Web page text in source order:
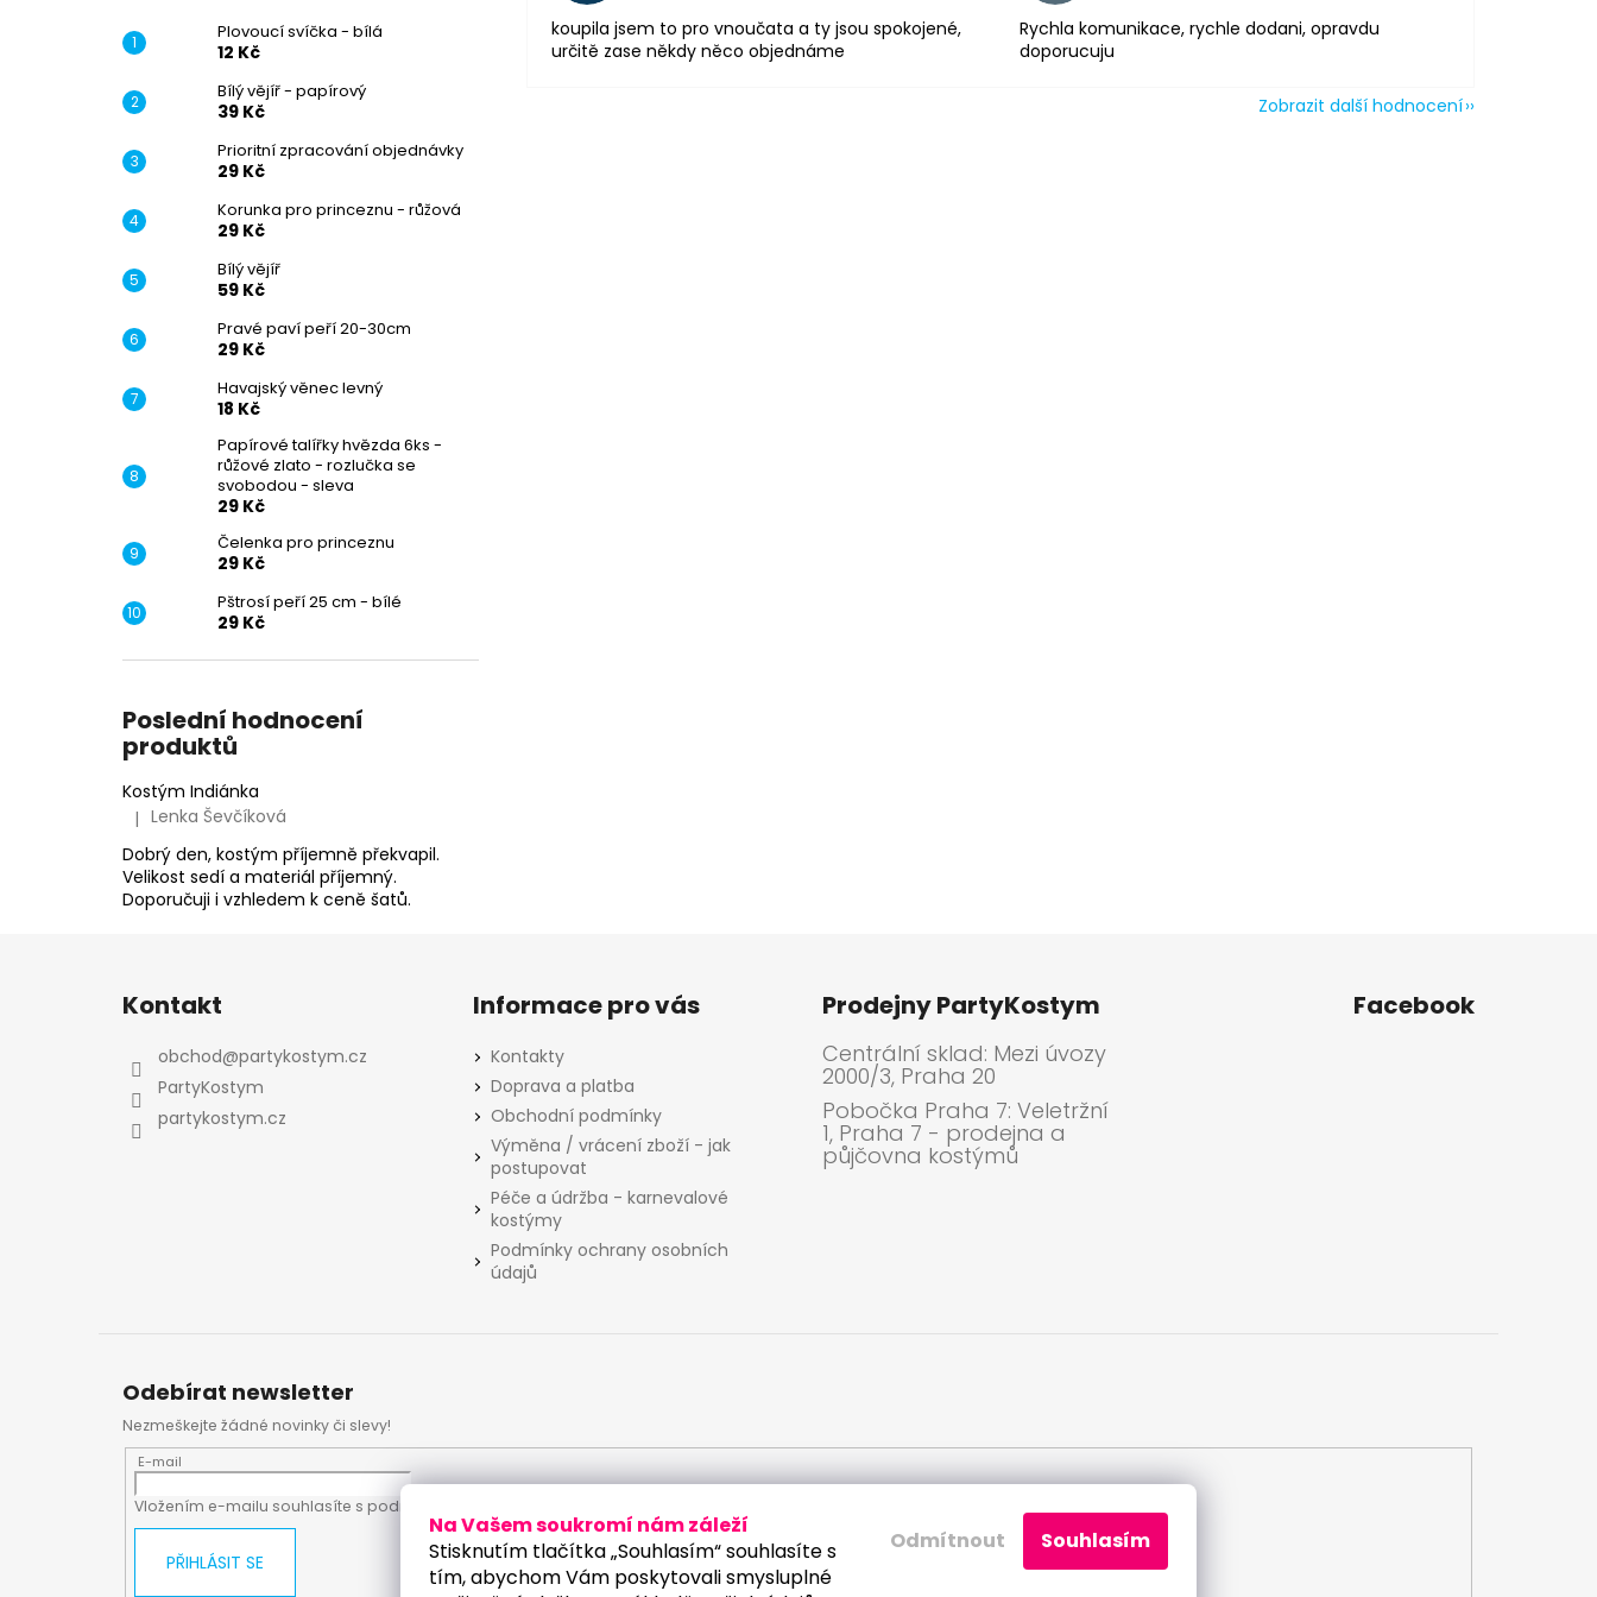
Na Vašem soukromí nám záleží
Stisknutím tlačítka „Souhlasím“ souhlasíte s
tím, abychom Vám poskytovali smysluplné
Odmítnout Souhlasím
Plovoucí svíčka - bílá
12 Kč
Bílý vějíř - papírový
39 Kč
Prioritní zpracování objednávky
29 Kč
Korunka pro princeznu - růžová
29 Kč
Bílý vějíř
59 Kč
Pravé paví peří 20-30cm
29 Kč
Havajský věnec levný
18 Kč
Papírové talířky hvězda 6ks -
růžové zlato - rozlučka se
svobodou - sleva
29 Kč
Čelenka pro princeznu
29 Kč
Pštrosí peří 25 cm - bílé
29 Kč
Poslední hodnocení
produktů
Kostým Indiánka
Hodnocení produktu je 5 z 5 hvězdiček.
| Lenka Ševčíková
Dobrý den, kostým příjemně překvapil.
Velikost sedí a materiál příjemný.
Doporučuji i vzhledem k ceně šatů.
koupila jsem to pro vnoučata a ty jsou spokojené,
určitě zase někdy něco objednáme
Rychla komunikace, rychle dodani, opravdu
doporucuju
Zobrazit další hodnocení
Odebírat newsletter
Nezmeškejte žádné novinky či slevy!
E-mail
Vložením e-mailu souhlasíte s podmínkami ochrany osobních údajů
PŘIHLÁSIT SE
Kontakt
obchod@partykostym.cz
PartyKostym
partykostym.cz
Informace pro vás
Kontakty
Doprava a platba
Obchodní podmínky
Výměna / vrácení zboží - jak
postupovat
Péče a údržba - karnevalové
kostýmy
Podmínky ochrany osobních
údajů
Prodejny PartyKostym
Centrální sklad: Mezi úvozy
2000/3, Praha 20
Pobočka Praha 7: Veletržní
1, Praha 7 - prodejna a
půjčovna kostýmů
Facebook